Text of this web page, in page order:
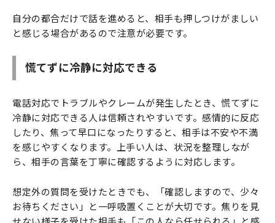
自分の都合だけで話を進めると、相手も押しつけがましい
と感じる場合があるので注意が必要です。
慌てずに冷静に対応できる
電話対応でトラブルやクレームが発生したとき、慌てずに
冷静に対応できる人は信頼されやすいです。感情的に反応
したり、焦って早口になったりすると、相手は不安や不満
を感じやすくなります。上手い人は、状況を整理しなが
ら、相手の言葉を丁寧に確認するように対応します。
想定外の質問を受けたときでも、「確認しますので、少々
お待ちください」と一呼吸置くことが大切です。焦りを見